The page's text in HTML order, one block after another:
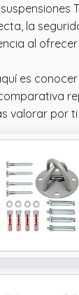
la
al
es
valorar por ti